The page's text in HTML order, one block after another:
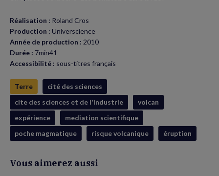
Réalisation : Roland Cros
Production : Universcience
Année de production : 2010
Durée : 7min41
Accessibilité : sous-titres français
Terre
cité des sciences
cite des sciences et de l'industrie
volcan
expérience
mediation scientifique
poche magmatique
risque volcanique éruption
Vous aimerez aussi